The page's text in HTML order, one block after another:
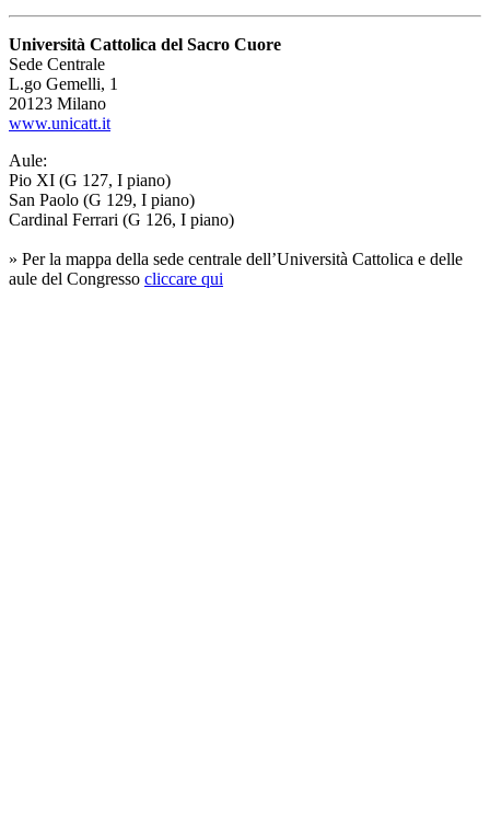
Università Cattolica del Sacro Cuore
Sede Centrale
L.go Gemelli, 1
20123 Milano
www.unicatt.it
Aule:
Pio XI (G 127, I piano)
San Paolo (G 129, I piano)
Cardinal Ferrari (G 126, I piano)
» Per la mappa della sede centrale dell’Università Cattolica e delle
aule del Congresso cliccare qui